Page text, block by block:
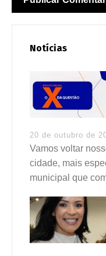
Notícias
20 de outubro de
Vamos voltar
cidade, mais
municipal que